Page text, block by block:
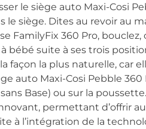
le siège auto Maxi-Cosi
le siège. Dites au revoir au
FamilyFix 360 Pro,
bébé suite à ses trois
façon la plus naturelle, car
auto Maxi-Cosi Pebble
Base) ou sur la
permettant d’offrir
à l’intégration de la